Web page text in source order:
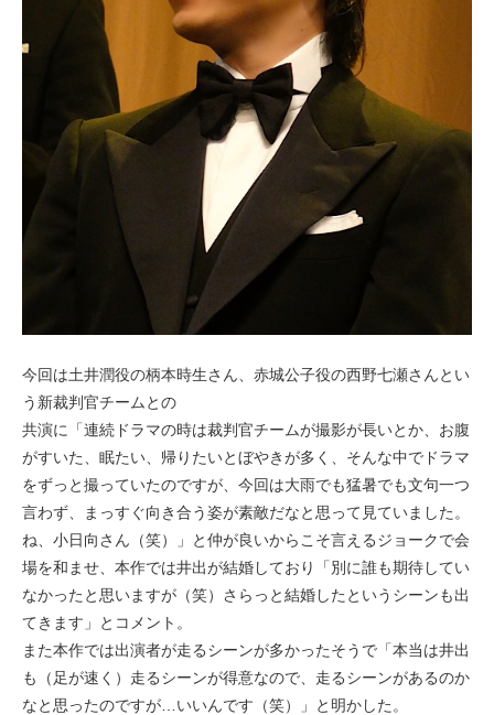
今回は土井潤役の柄本時生さん、赤城公子役の西野七瀬さんとい
う新裁判官チームとの
共演に「連続ドラマの時は裁判官チームが撮影が長いとか、お腹
がすいた、眠たい、帰りたいとぼやきが多く、そんな中でドラマ
をずっと撮っていたのですが、今回は大雨でも猛暑でも文句一つ
言わず、まっすぐ向き合う姿が素敵だなと思って見ていました。
ね、小日向さん（笑）」と仲が良いからこそ言えるジョークで会
場を和ませ、本作では井出が結婚しており「別に誰も期待してい
なかったと思いますが（笑）さらっと結婚したというシーンも出
てきます」とコメント。
また本作では出演者が走るシーンが多かったそうで「本当は井出
も（足が速く）走るシーンが得意なので、走るシーンがあるのか
なと思ったのですが…いいんです（笑）」と明かした。